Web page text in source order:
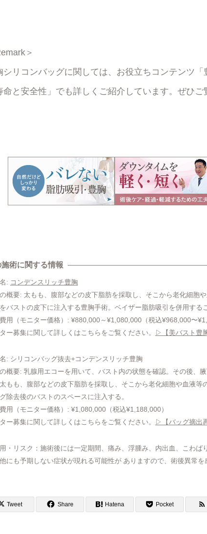
＞
シリコンバッグに関しては、お役立ちコンテンツ
命と安全性」 でも詳しくご紹介しています。ぜひご
施術に関する情報
: コンデンスリッチ豊胸
概要: 太もも、腹部などの皮下脂肪を採取し、そこから老化細胞
バストの皮下に注入する豊胸手術。ベイザー脂肪吸引を併用する
用（モニター価格）: ¥880,000～¥1,080,000（税込¥968,000〜
ー募集に関して詳しくはこちらをご覧ください。
▷【美バスト豊
: シリコンバッグ抜去+コンデンスリッチ豊胸
概要: 乳腺用エコーを用いて、バスト内の状態を確認。その後、
もも、腹部などの皮下脂肪を採取し、そこから老化細胞や血液
除去後のバストのスペースに注入する。
用（モニター価格）: ¥1,080,000（税込¥1,188,000）
ー募集に関して詳しくはこちらをご覧ください。
▷【バッグ摘出
・リスク：施術後には一定期間、痛み、浮腫み、内出血、こわば
にも予期しない症状が現れる可能性が ありますので、術後異常を
Tweet Share Hatena Pocket